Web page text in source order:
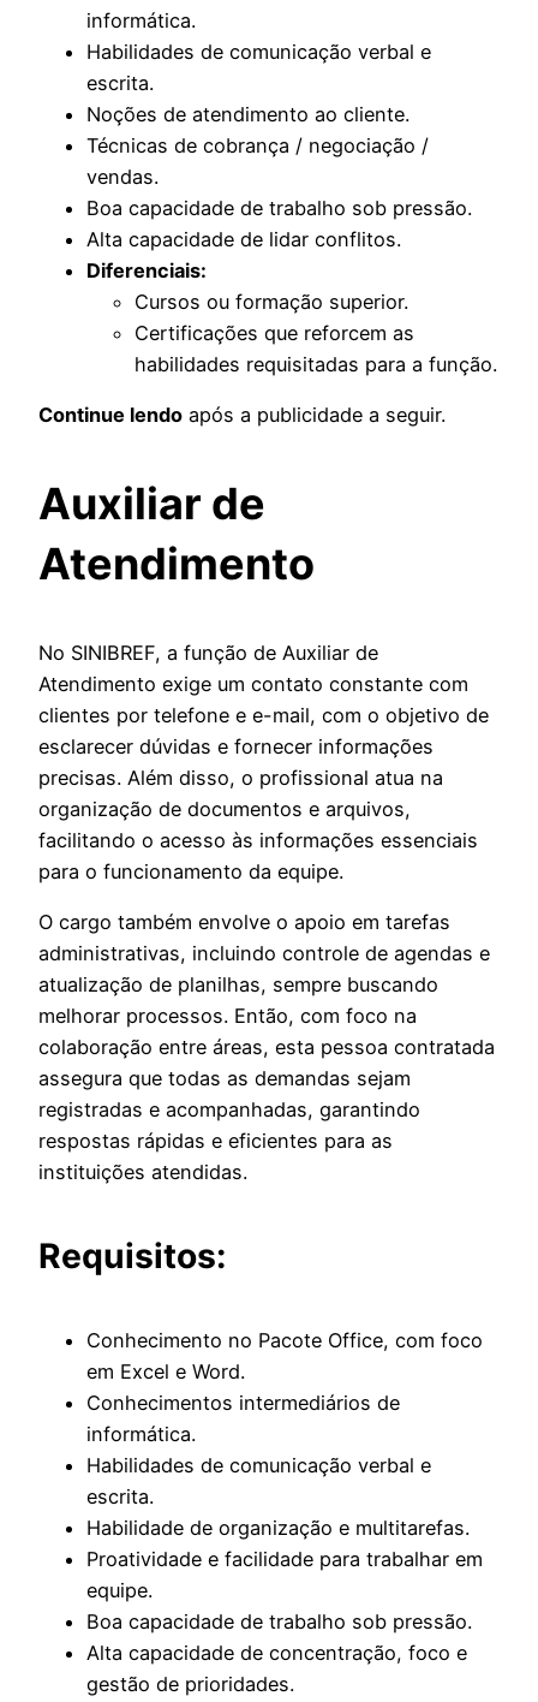
informática.
Habilidades de comunicação verbal e
escrita.
Noções de atendimento ao cliente.
Técnicas de cobrança / negociação /
vendas.
Boa capacidade de trabalho sob pressão.
Alta capacidade de lidar conflitos.
Diferenciais:
Cursos ou formação superior.
Certificações que reforcem as
habilidades requisitadas para a função.
Continue lendo após a publicidade a seguir.
Auxiliar de
Atendimento
No SINIBREF, a função de Auxiliar de
Atendimento exige um contato constante com
clientes por telefone e e-mail, com o objetivo de
esclarecer dúvidas e fornecer informações
precisas. Além disso, o profissional atua na
organização de documentos e arquivos,
facilitando o acesso às informações essenciais
para o funcionamento da equipe.
O cargo também envolve o apoio em tarefas
administrativas, incluindo controle de agendas e
atualização de planilhas, sempre buscando
melhorar processos. Então, com foco na
colaboração entre áreas, esta pessoa contratada
assegura que todas as demandas sejam
registradas e acompanhadas, garantindo
respostas rápidas e eficientes para as
instituições atendidas.
Requisitos:
Conhecimento no Pacote Office, com foco
em Excel e Word.
Conhecimentos intermediários de
informática.
Habilidades de comunicação verbal e
escrita.
Habilidade de organização e multitarefas.
Proatividade e facilidade para trabalhar em
equipe.
Boa capacidade de trabalho sob pressão.
Alta capacidade de concentração, foco e
gestão de prioridades.